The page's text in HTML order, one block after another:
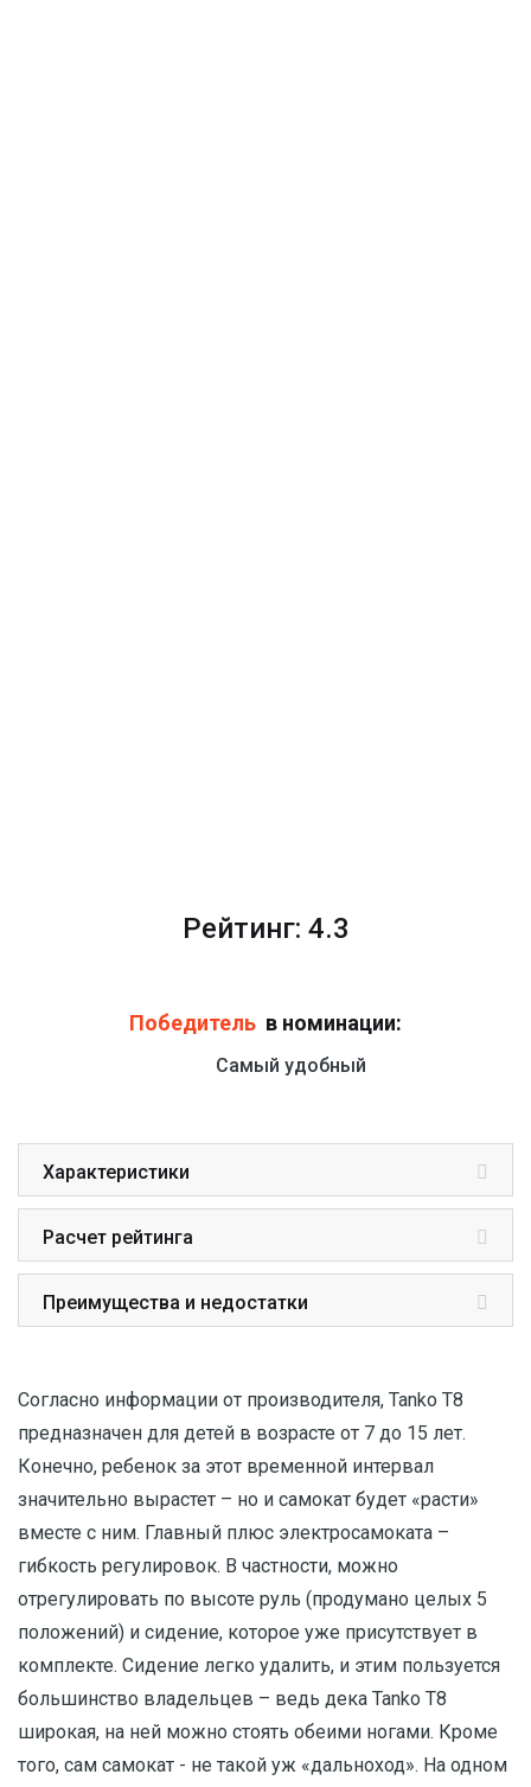
Рейтинг: 4.3
Победитель в номинации:
Самый удобный
Характеристики
Расчет рейтинга
Преимущества и недостатки
Согласно информации от производителя, Tanko T8
предназначен для детей в возрасте от 7 до 15 лет.
Конечно, ребенок за этот временной интервал
значительно вырастет – но и самокат будет «расти»
вместе с ним. Главный плюс электросамоката –
гибкость регулировок. В частности, можно
отрегулировать по высоте руль (продумано целых 5
положений) и сидение, которое уже присутствует в
комплекте. Сидение легко удалить, и этим пользуется
большинство владельцев – ведь дека Tanko T8
широкая, на ней можно стоять обеими ногами. Кроме
того, сам самокат - не такой уж «дальноход». На одном